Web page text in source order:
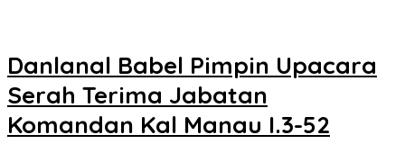
Danlanal Babel Pimpin Upacara
Serah Terima Jabatan
Komandan Kal Manau I.3-52